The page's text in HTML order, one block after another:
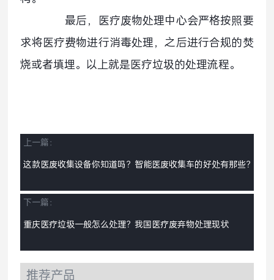
最后，医疗废物处理中心会严格按照要
求将医疗费物进行消毒处理，之后进行合规的焚
烧或者填埋。以上就是医疗垃圾的处理流程。
上一篇：
这款医废收集设备你知道吗？智能医废收集车的好处有那些？
下一篇：
重庆医疗垃圾一般怎么处理？我国医疗废弃物处理现状
推荐产品